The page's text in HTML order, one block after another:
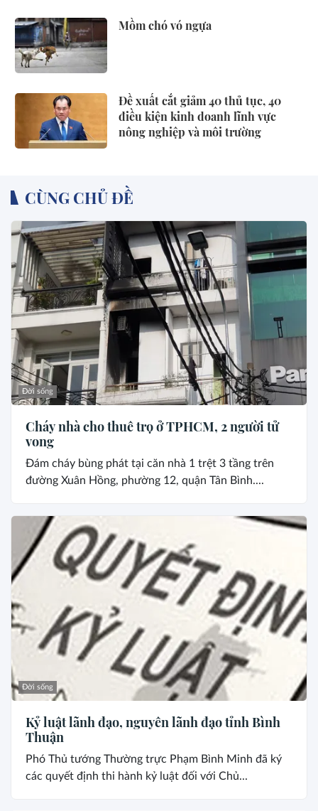
Mồm chó vó ngựa
Đề xuất cắt giảm 40 thủ tục, 40
điều kiện kinh doanh lĩnh vực
nông nghiệp và môi trường
CÙNG CHỦ ĐỀ
Đời sống
Cháy nhà cho thuê trọ ở TPHCM, 2 người tử
vong
Đám cháy bùng phát tại căn nhà 1 trệt 3 tầng trên
đường Xuân Hồng, phường 12, quận Tân Bình....
Đời sống
Kỷ luật lãnh đạo, nguyên lãnh đạo tỉnh Bình
Thuận
Phó Thủ tướng Thường trực Phạm Bình Minh đã ký
các quyết định thi hành kỷ luật đối với Chủ...